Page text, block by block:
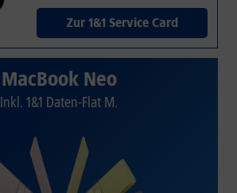
Zur 1&1 Service Card
MacBook Neo
Inkl. 1&1 Daten-Flat M.